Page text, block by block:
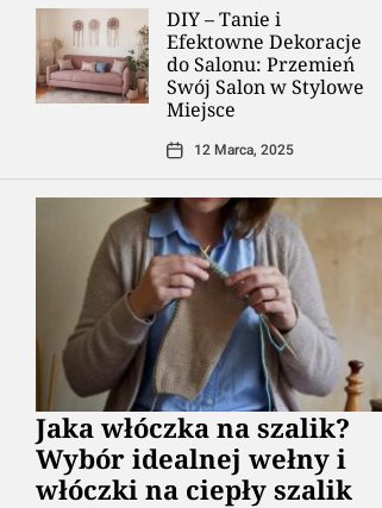
DIY – Tanie i
Efektowne Dekoracje
do Salonu: Przemień
Swój Salon w Stylowe
Miejsce
12 Marca, 2025
Jaka włóczka na szalik?
Wybór idealnej wełny i
włóczki na ciepły szalik